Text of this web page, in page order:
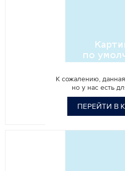
К сожалению,
но у нас есть
ПЕРЕЙТИ В